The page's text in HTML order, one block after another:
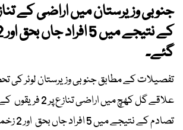
جنوبی وزیرستان میں اراضی کے
گئے۔
تفصیلات کے مطابق جنوبی وزیرستان لوئر کی
علاقے گل کھچ میں
تصادم کے نتیجے میں 5 افراد جاں بحق اور 2 زخمی ہو گئے۔